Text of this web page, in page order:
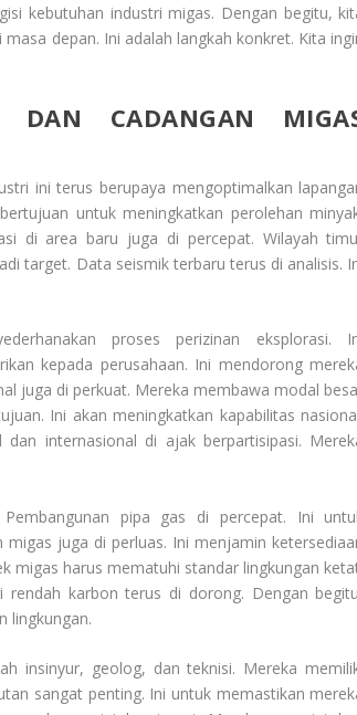
kebutuhan industri migas. Dengan begitu,
depan. Ini adalah langkah konkret. Kita
DAN CADANGAN
ini terus berupaya mengoptimalkan
untuk meningkatkan perolehan
di area baru juga di percepat. Wilayah
target. Data seismik terbaru terus di analisis.
proses perizinan eksplorasi.
kepada perusahaan. Ini mendorong
juga di perkuat. Mereka membawa modal
Ini akan meningkatkan kapabilitas
internasional di ajak berpartisipasi.
pipa gas di percepat. Ini
juga di perluas. Ini menjamin
migas harus mematuhi standar lingkungan
rendah karbon terus di dorong. Dengan
lingkungan.
insinyur, geolog, dan teknisi. Mereka
sangat penting. Ini untuk memastikan